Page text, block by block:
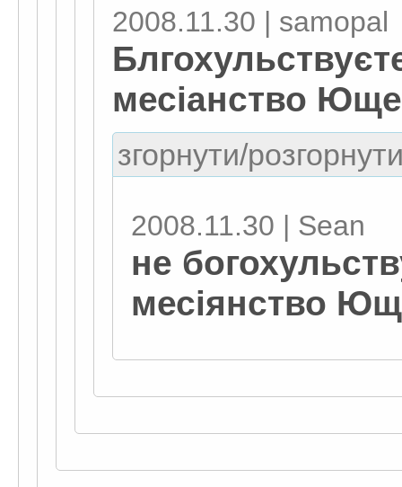
2008.11.30 | samopal
месіанство
згорнути/
2008.11.30 | Sean
не
месіянство